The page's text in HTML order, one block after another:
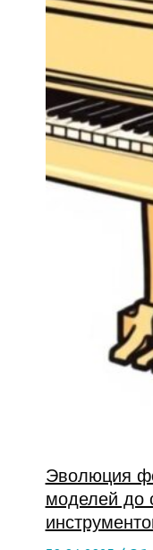
Эволюция
моделей до